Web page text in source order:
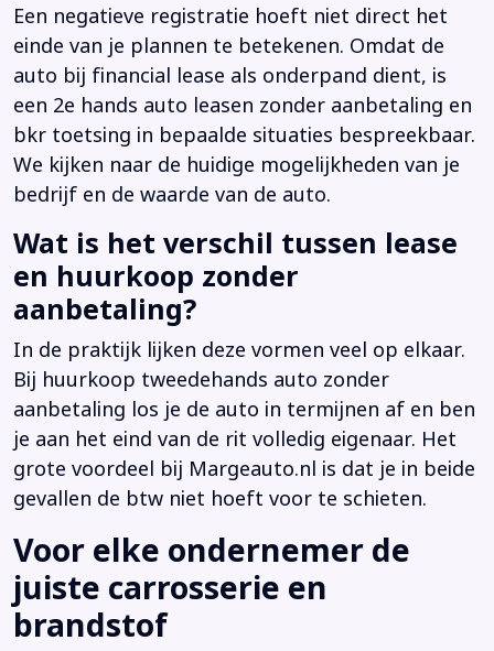
Een negatieve registratie hoeft niet direct het
einde van je plannen te betekenen. Omdat de
auto bij financial lease als onderpand dient, is
een 2e hands auto leasen zonder aanbetaling en
bkr toetsing in bepaalde situaties bespreekbaar.
We kijken naar de huidige mogelijkheden van je
bedrijf en de waarde van de auto.
Wat is het verschil tussen lease
en huurkoop zonder
aanbetaling?
In de praktijk lijken deze vormen veel op elkaar.
Bij huurkoop tweedehands auto zonder
aanbetaling los je de auto in termijnen af en ben
je aan het eind van de rit volledig eigenaar. Het
grote voordeel bij Margeauto.nl is dat je in beide
gevallen de btw niet hoeft voor te schieten.
Voor elke ondernemer de
juiste carrosserie en
brandstof